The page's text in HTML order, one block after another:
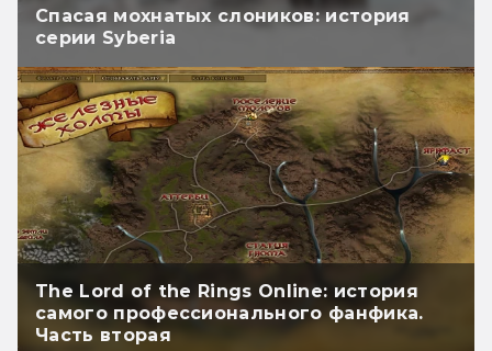
Спасая мохнатых слоников: история
серии Syberia
The Lord of the Rings Online: история
самого профессионального фанфика.
Часть вторая